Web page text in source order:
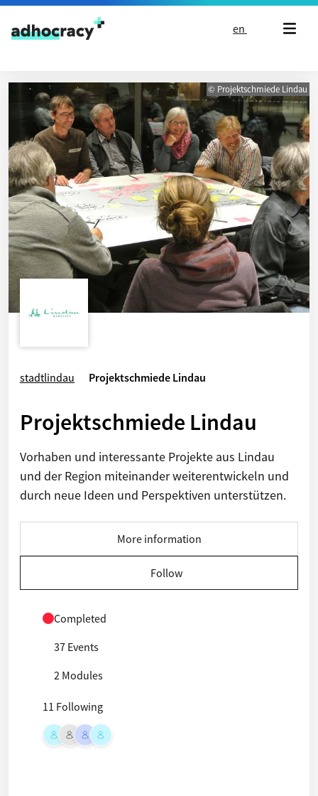
Skip to content
en
© Projektschmiede Lindau
stadtlindau Projektschmiede Lindau
Projektschmiede Lindau
Vorhaben und interessante Projekte aus Lindau
und der Region miteinander weiterentwickeln und
durch neue Ideen und Perspektiven unterstützen.
More information
Follow
Completed
37 Events
2 Modules
11 Following